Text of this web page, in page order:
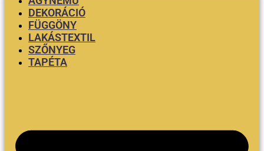
DEKORÁCIÓ
FÜGGÖNY
LAKÁSTEXTIL
SZŐNYEG
TAPÉTA